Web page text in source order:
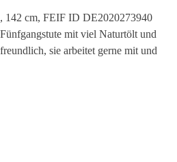
142 cm, FEIF ID DE2020273940
mit viel Naturtölt und
sie arbeitet gerne mit und